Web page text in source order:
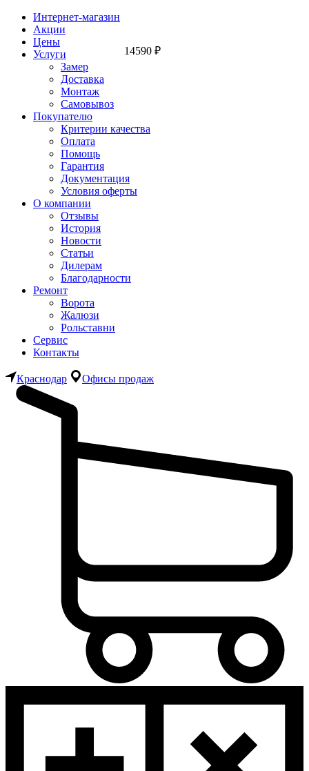
Интернет-магазин
Акции
Цены
Услуги
Замер
Доставка
Монтаж
Самовывоз
Покупателю
Критерии качества
Оплата
Помощь
Гарантия
Документация
Условия оферты
О компании
Отзывы
История
Новости
Статьи
Дилерам
Благодарности
Ремонт
Ворота
Жалюзи
Рольставни
Сервис
Контакты
Краснодар Офисы продаж
14590 ₽